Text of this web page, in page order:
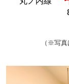
（※写